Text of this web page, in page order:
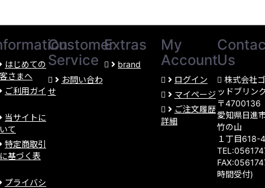
はじめての
さまへ
ご利用ガイ
当サイトに
て
特定商取引
基づく表
プライバシ
Customer
Service
お問い合わ
せ
Extras
brand
My
Account
ログイン
マイページ
ご注文履歴
詳細
Us
株式会社
ッドブリン
〒4700136
愛知県日進
竹の山
１丁目618-
時間受付)